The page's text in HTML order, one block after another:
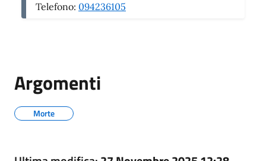
Telefono: 094236105
Argomenti
Morte